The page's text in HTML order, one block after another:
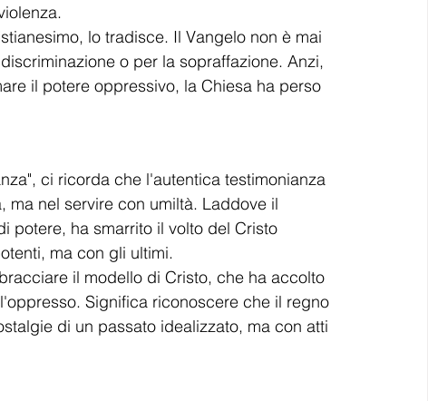
lo tradisce. Il Vangelo non è mai
o per la sopraffazione. Anzi,
il potere oppressivo, la Chiesa ha perso
ci ricorda che l'autentica testimonianza
ma nel servire con umiltà. Laddove il
potere, ha smarrito il volto del Cristo
ma con gli ultimi.
il modello di Cristo, che ha accolto
Significa riconoscere che il regno
di un passato idealizzato, ma con atti